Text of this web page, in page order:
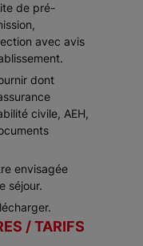
de pré-
avec avis
dont
civile, AEH,
envisagée
séjour.
/ TARIFS